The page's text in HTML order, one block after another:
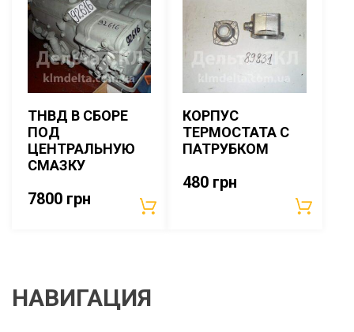
ТНВД В СБОРЕ
ПОД
ЦЕНТРАЛЬНУЮ
СМАЗКУ
7800 грн
КОРПУС
ТЕРМОСТАТА С
ПАТРУБКОМ
480 грн
НАВИГАЦИЯ